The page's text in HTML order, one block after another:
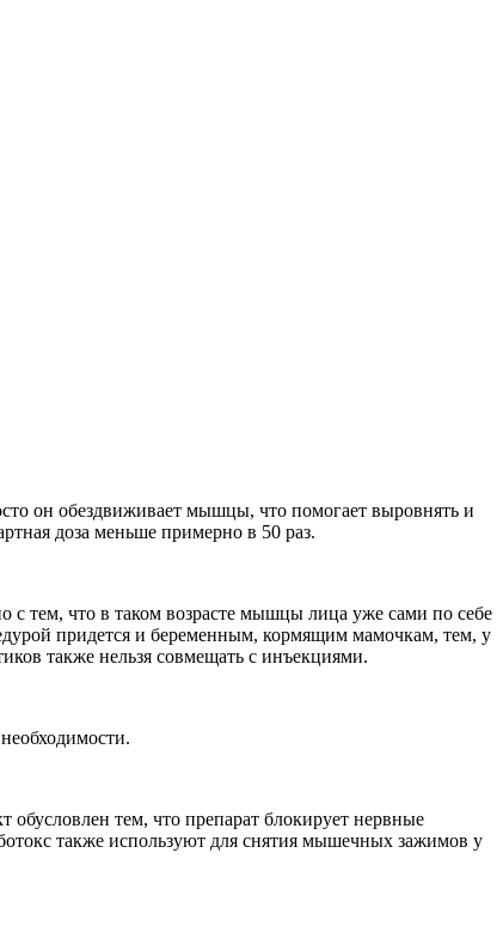
он обездвиживает мышцы, что помогает выровнять и
доза меньше примерно в 50 раз.
с тем, что в таком возрасте мышцы лица уже сами по себе
придется и беременным, кормящим мамочкам, тем, у
также нельзя совмещать с инъекциями.
тем, что препарат блокирует нервные
также используют для снятия мышечных зажимов у